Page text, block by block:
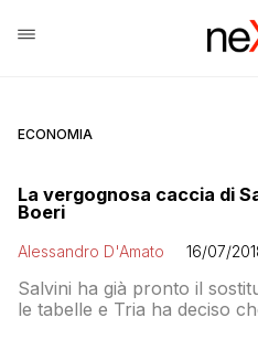
ECONOMIA
La vergognosa caccia di
Boeri
Alessandro D'Amato 16/07/
Salvini ha già pronto il
le tabelle e Tria ha deciso